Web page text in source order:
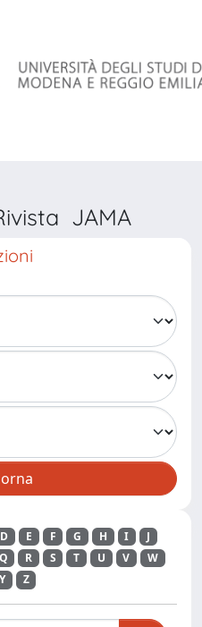
JAMA
D E F G H I
J
Q R S T U V
W
Y Z